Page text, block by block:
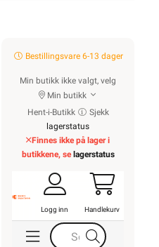
Bestillingsvare 6-13 dager
Min butikk ikke valgt, velg
Min butikk
Hent-i-Butikk
Sjekk
lagerstatus
Finnes ikke på lager i
butikkene, se lagerstatus
Logg inn Handlekurv